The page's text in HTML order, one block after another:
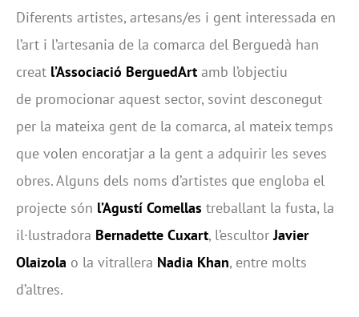
Diferents artistes, artesans/es i gent interessada en
l’art i l’artesania de la comarca del Berguedà han
creat l’Associació BerguedArt amb l’objectiu
de promocionar aquest sector, sovint desconegut
per la mateixa gent de la comarca, al mateix temps
que volen encoratjar a la gent a adquirir les seves
obres. Alguns dels noms d’artistes que engloba el
projecte són l’Agustí Comellas treballant la fusta, la
il·lustradora Bernadette Cuxart, l’escultor Javier
Olaizola o la vitrallera Nadia Khan, entre molts
d’altres.